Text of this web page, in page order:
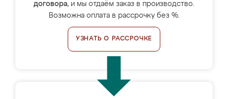
договора, и мы отдаём заказ в производство.
Возможна оплата в рассрочку без %.
УЗНАТЬ О РАССРОЧКЕ